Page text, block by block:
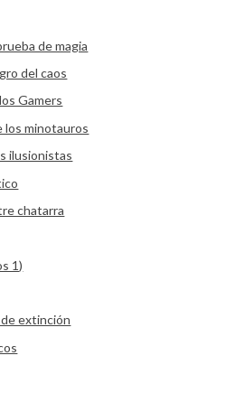
de magia
del caos
Gamers
los minotauros
ilusionistas
chatarra
1)
extinción